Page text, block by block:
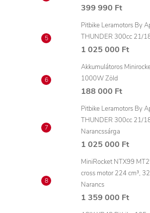
399 990 Ft
Pitbike Leramotors By
THUNDER 300cc 21/
1 025 000 Ft
Akkumulátoros
1000W Zöld
188 000 Ft
Pitbike Leramotors By
THUNDER 300cc 21/
Narancssárga
1 025 000 Ft
MiniRocket NTX99
cross motor 224 cm³,
Narancs
1 359 000 Ft